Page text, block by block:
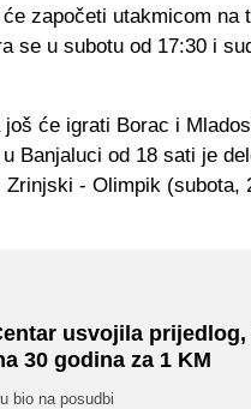
započeti utakmicom na
se u subotu od 17:30 i
će igrati Borac i
Banjaluci od 18 sati je
Zrinjski - Olimpik (subota,
usvojila
30 godina za 1 KM
bio na posudbi